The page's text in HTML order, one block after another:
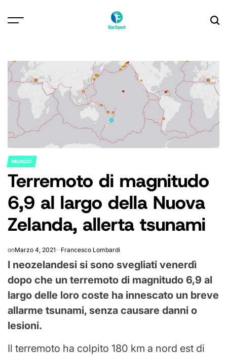
POSTED
IN
MONDO
Terremoto di magnitudo
6,9 al largo della Nuova
Zelanda, allerta tsunami
onMarzo 4, 2021 Francesco Lombardi
I neozelandesi si sono svegliati venerdì
dopo che un terremoto di magnitudo 6,9 al
largo delle loro coste ha innescato un breve
allarme tsunami, senza causare danni o
lesioni.
Il terremoto ha colpito 180 km a nord est di